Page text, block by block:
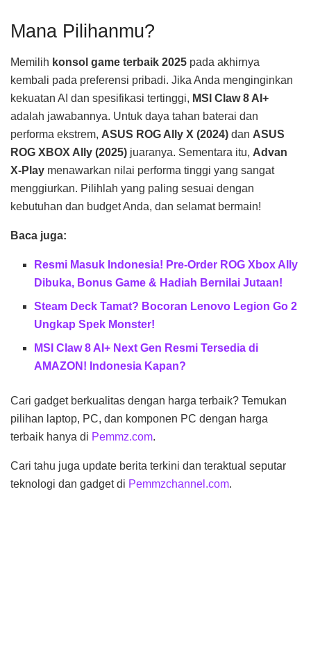
Mana Pilihanmu?
Memilih konsol game terbaik 2025 pada akhirnya
kembali pada preferensi pribadi. Jika Anda menginginkan
kekuatan AI dan spesifikasi tertinggi, MSI Claw 8 AI+
adalah jawabannya. Untuk daya tahan baterai dan
performa ekstrem, ASUS ROG Ally X (2024) dan ASUS
ROG XBOX Ally (2025) juaranya. Sementara itu, Advan
X-Play menawarkan nilai performa tinggi yang sangat
menggiurkan. Pilihlah yang paling sesuai dengan
kebutuhan dan budget Anda, dan selamat bermain!
Baca juga:
Resmi Masuk Indonesia! Pre-Order ROG Xbox Ally
Dibuka, Bonus Game & Hadiah Bernilai Jutaan!
Steam Deck Tamat? Bocoran Lenovo Legion Go 2
Ungkap Spek Monster!
MSI Claw 8 AI+ Next Gen Resmi Tersedia di
AMAZON! Indonesia Kapan?
Cari gadget berkualitas dengan harga terbaik? Temukan
pilihan laptop, PC, dan komponen PC dengan harga
terbaik hanya di Pemmz.com.
Cari tahu juga update berita terkini dan teraktual seputar
teknologi dan gadget di Pemmzchannel.com.